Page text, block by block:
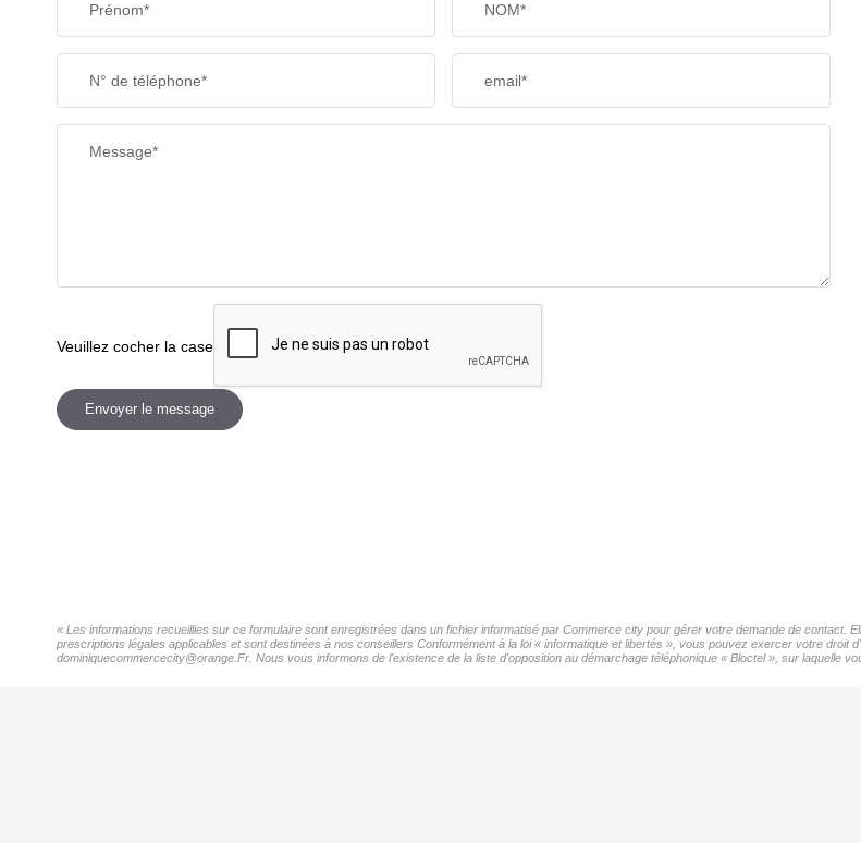
Prénom* NOM*
N° de téléphone* email*
Message*
Veuillez cocher la case
Envoyer le message
« Les informations recueillies sur ce formulaire sont enregistrées dans un fichier informatisé par Commerce city pour gérer votre demande de contact.
prescriptions légales applicables et sont destinées à nos conseillers Conformément à la loi « informatique et libertés », vous pouvez exercer votre
dominiquecommercecity@orange.Fr. Nous vous informons de l'existence de la liste d'opposition au démarchage téléphonique « Bloctel », sur laquelle